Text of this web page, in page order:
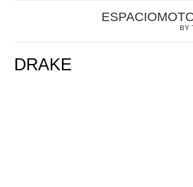
BY
DRAKE